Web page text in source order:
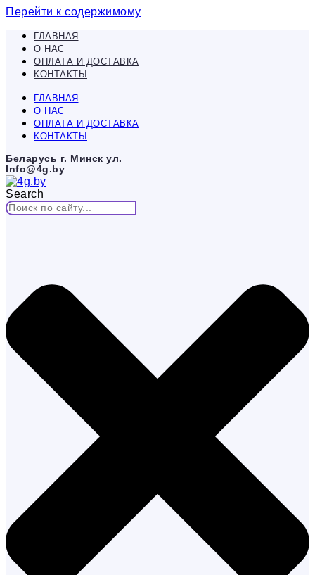
Перейти к содержимому
ГЛАВНАЯ
О НАС
ОПЛАТА И ДОСТАВКА
КОНТАКТЫ
ГЛАВНАЯ
О НАС
ОПЛАТА И ДОСТАВКА
КОНТАКТЫ
Беларусь г. Минск ул.
Info@4g.by
Search